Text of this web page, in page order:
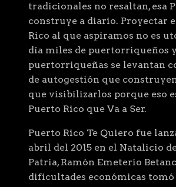
tradicionales no resaltan, esa
construye a diario. Proyectar
Rico al que aspiramos no es
día miles de puertorriqueños y
puertorriqueñas se levantan
de autogestión que
que visibilizarlos porque eso
Puerto Rico que Va a Ser.
Puerto Rico Te Quiero fue
abril del 2015 en el Natalicio
Patria, Ramón Emeterio
dificultades económicas tomó